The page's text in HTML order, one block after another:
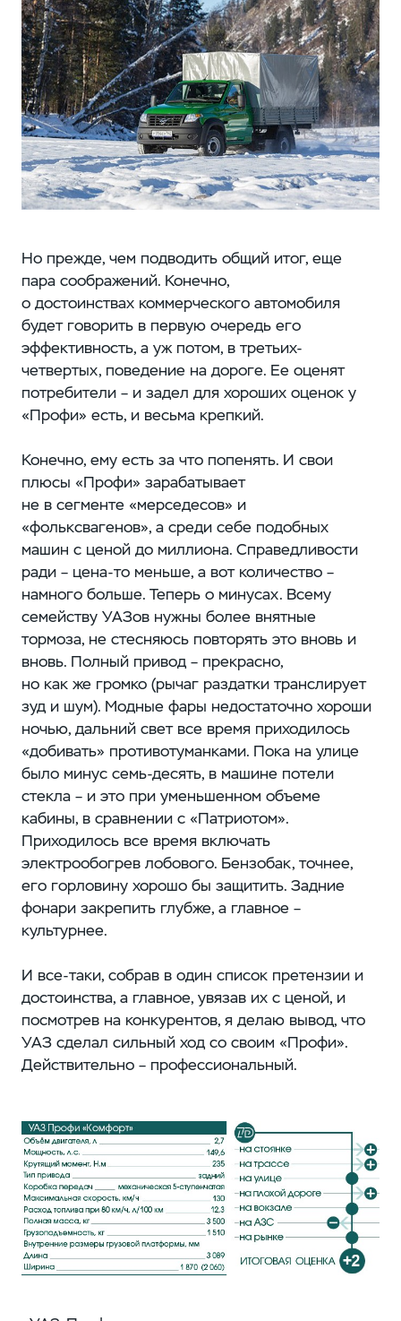
Но прежде, чем подводить общий итог, еще
пара соображений. Конечно,
о достоинствах коммерческого автомобиля
будет говорить в первую очередь его
эффективность, а уж потом, в третьих-
четвертых, поведение на дороге. Ее оценят
потребители – и задел для хороших оценок у
«Профи» есть, и весьма крепкий.
Конечно, ему есть за что попенять. И свои
плюсы «Профи» зарабатывает
не в сегменте «мерседесов» и
«фольксвагенов», а среди себе подобных
машин с ценой до миллиона. Справедливости
ради – цена-то меньше, а вот количество –
намного больше. Теперь о минусах. Всему
семейству УАЗов нужны более внятные
тормоза, не стесняюсь повторять это вновь и
вновь. Полный привод – прекрасно,
но как же громко (рычаг раздатки транслирует
зуд и шум). Модные фары недостаточно хороши
ночью, дальний свет все время приходилось
«добивать» противотуманками. Пока на улице
было минус семь-десять, в машине потели
стекла – и это при уменьшенном объеме
кабины, в сравнении с «Патриотом».
Приходилось все время включать
электрообогрев лобового. Бензобак, точнее,
его горловину хорошо бы защитить. Задние
фонари закрепить глубже, а главное –
культурнее.
И все-таки, собрав в один список претензии и
достоинства, а главное, увязав их с ценой, и
посмотрев на конкурентов, я делаю вывод, что
УАЗ сделал сильный ход со своим «Профи».
Действительно – профессиональный.